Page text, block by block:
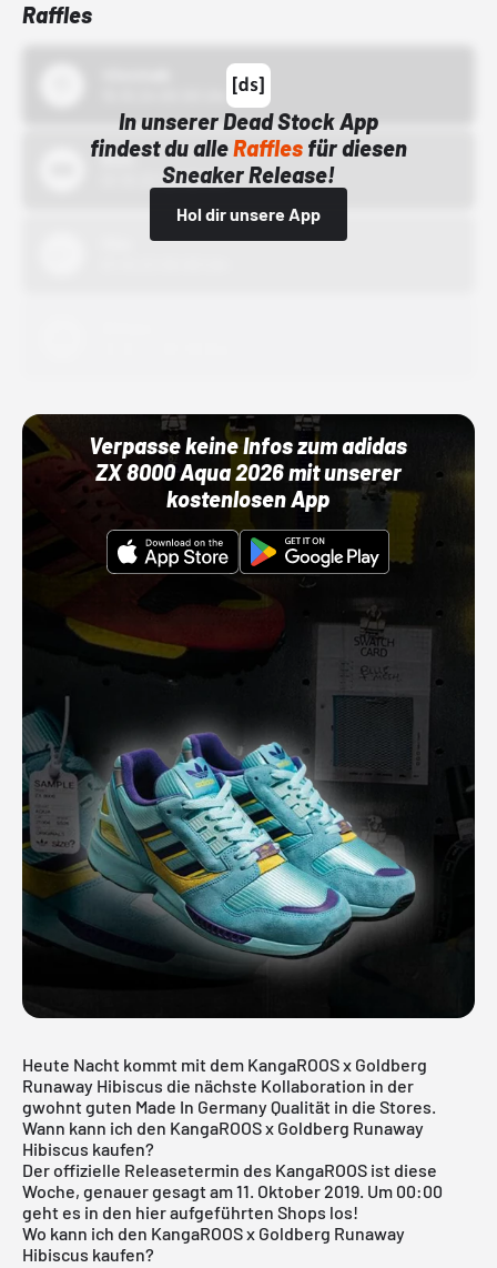
Raffles
In unserer Dead Stock App
findest du alleRafflesfür diesen
Sneaker Release!
Hol dir unsere App
Bstn
01.10.22 00:00 Uhr
Verpasse keine Infos zum adidas
ZX 8000 Aqua 2026 mit unserer
kostenlosen App
Heute Nacht kommt mit dem KangaROOS x Goldberg
Runaway Hibiscus die nächste Kollaboration in der
gwohnt guten Made In Germany Qualität in die Stores.
Wann kann ich den KangaROOS x Goldberg Runaway
Hibiscus kaufen?
Der offizielle Releasetermin des KangaROOS ist diese
Woche, genauer gesagt am 11. Oktober 2019. Um 00:00
geht es in den hier aufgeführten Shops los!
Wo kann ich den KangaROOS x Goldberg Runaway
Hibiscus kaufen?